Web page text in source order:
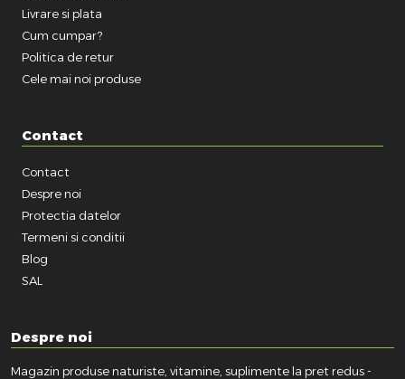
Livrare si plata
Cum cumpar?
Politica de retur
Cele mai noi produse
Contact
Contact
Despre noi
Protectia datelor
Termeni si conditii
Blog
SAL
Despre noi
Magazin produse naturiste, vitamine, suplimente la pret redus -